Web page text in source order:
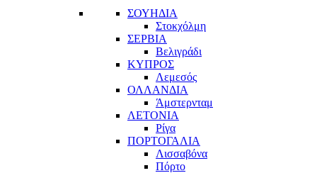
ΣΟΥΗΔΙΑ
Στοκχόλμη
ΣΕΡΒΙΑ
Βελιγράδι
ΚΥΠΡΟΣ
Λεμεσός
ΟΛΛΑΝΔΙΑ
Άμστερνταμ
ΛΕΤΟΝΙΑ
Ρίγα
ΠΟΡΤΟΓΑΛΙΑ
Λισσαβόνα
Πόρτο